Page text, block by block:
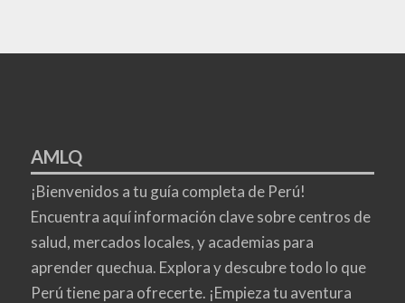
AMLQ
¡Bienvenidos a tu guía completa de Perú!
Encuentra aquí información clave sobre centros de
salud, mercados locales, y academias para
aprender quechua. Explora y descubre todo lo que
Perú tiene para ofrecerte. ¡Empieza tu aventura